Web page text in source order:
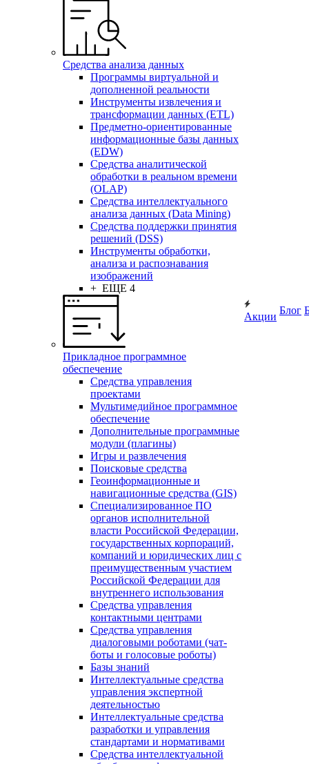
Средства анализа данных
Программы виртуальной и
дополненной реальности
Инструменты извлечения и
трансформации данных (ETL)
Предметно-ориентированные
информационные базы данных
(EDW)
Средства аналитической
обработки в реальном времени
(OLAP)
Средства интеллектуального
анализа данных (Data Mining)
Средства поддержки принятия
решений (DSS)
Инструменты обработки,
анализа и распознавания
изображений
+ ЕЩЕ 4
Прикладное программное
обеспечение
Средства управления
проектами
Мультимедийное программное
обеспечение
Дополнительные программные
модули (плагины)
Игры и развлечения
Поисковые средства
Геоинформационные и
навигационные средства (GIS)
Специализированное ПО
органов исполнительной
власти Российской Федерации,
государственных корпораций,
компаний и юридических лиц с
преимущественным участием
Российской Федерации для
внутреннего использования
Средства управления
контактными центрами
Средства управления
диалоговыми роботами (чат-
боты и голосовые роботы)
Базы знаний
Интеллектуальные средства
управления экспертной
деятельностью
Интеллектуальные средства
разработки и управления
стандартами и нормативами
Средства интеллектуальной
Акции
Блог